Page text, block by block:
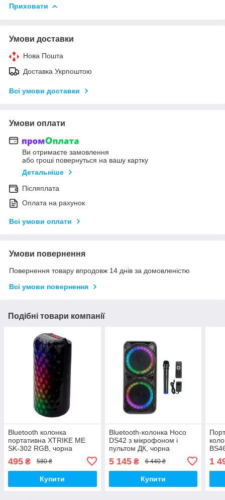
Приховати
Умови доставки
Нова Пошта
Доставка Укрпоштою
Всі умови доставки
Умови оплати
Ви отримаєте замовлення
або гроші повернуться на вашу картку
Детальніше
Післяплата
Оплата на рахунок
Всі умови оплати
Умови повернення
Повернення товару впродовж 14 днів за домовленістю
Всі умови повернення
Подібні товари компанії
Bluetooth колонка
портативна XTRIKE ME
SK-302 RGB, чорна
495 ₴ 580 ₴
Купити
Bluetooth-колонка Hoco
DS42 з мікрофоном і
пультом ДК, чорна
5 145₴ 6 440 ₴
Купити
1